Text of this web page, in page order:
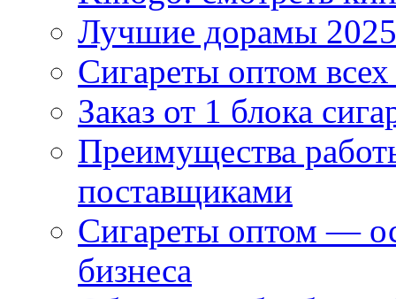
Лучшие дорамы
Сигареты оптом
Заказ от 1 блока
Преимущества
поставщиками
Сигареты оптом —
бизнеса